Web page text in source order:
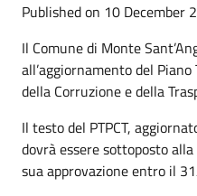
Published on 10 December
Il Comune di Monte
all’aggiornamento del
della Corruzione e della
Il testo del PTPCT,
dovrà essere sottoposto
sua approvazione entro il